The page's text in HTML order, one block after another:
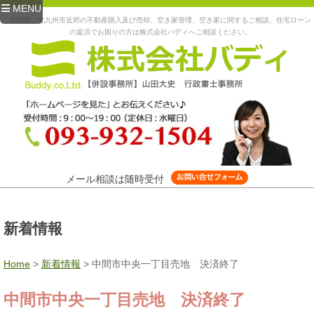
MENU
福岡県、北九州市近郊の不動産購入及び売却、空き家管理、空き家に関するご相談、住宅ローン
の返済でお困りの方は株式会社バディへご相談ください。
メール相談は随時受付
新着情報
Home > 新着情報 > 中間市中央一丁目売地 決済終了
中間市中央一丁目売地 決済終了